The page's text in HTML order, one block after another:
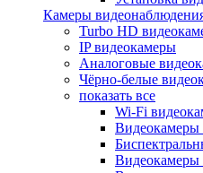
Камеры
Turbo HD
IP видеокамеры
Аналоговые
Чёрно-белые
показать все
Wi-Fi
Видеокамеры